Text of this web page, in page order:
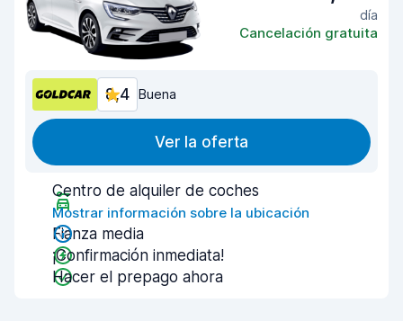
día
Cancelación gratuita
8,4 Buena
Ver la oferta
Centro de alquiler de coches
Mostrar información sobre la ubicación
Fianza media
¡Confirmación inmediata!
Hacer el prepago ahora